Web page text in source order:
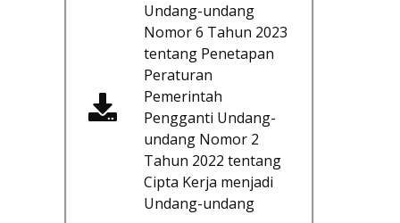
Undang-undang
Nomor 6 Tahun 2023
tentang Penetapan
Peraturan
Pemerintah
Pengganti Undang-
undang Nomor 2
Tahun 2022 tentang
Cipta Kerja menjadi
Undang-undang